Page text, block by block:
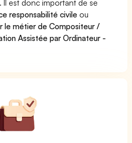
Il est donc important de se
responsabilité civile ou
le métier de Compositeur /
Assistée par Ordinateur -